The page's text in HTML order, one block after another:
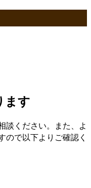
ます
談ください。また、よ
ので以下よりご確認く